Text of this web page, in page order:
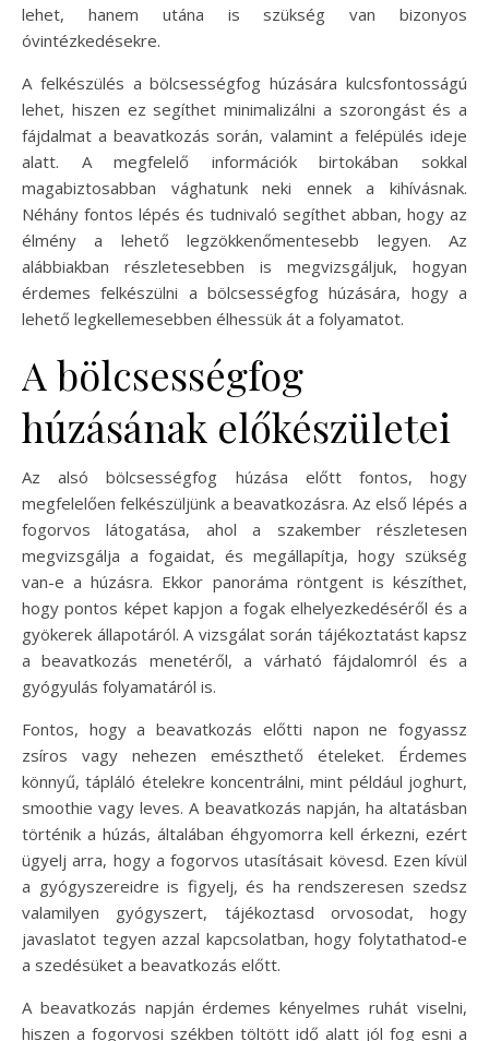
lehet, hanem utána is szükség van bizonyos
óvintézkedésekre.
A felkészülés a bölcsességfog húzására kulcsfontosságú
lehet, hiszen ez segíthet minimalizálni a szorongást és a
fájdalmat a beavatkozás során, valamint a felépülés ideje
alatt. A megfelelő információk birtokában sokkal
magabiztosabban vághatunk neki ennek a kihívásnak.
Néhány fontos lépés és tudnivaló segíthet abban, hogy az
élmény a lehető legzökkenőmentesebb legyen. Az
alábbiakban részletesebben is megvizsgáljuk, hogyan
érdemes felkészülni a bölcsességfog húzására, hogy a
lehető legkellemesebben élhessük át a folyamatot.
A bölcsességfog
húzásának előkészületei
Az alsó bölcsességfog húzása előtt fontos, hogy
megfelelően felkészüljünk a beavatkozásra. Az első lépés a
fogorvos látogatása, ahol a szakember részletesen
megvizsgálja a fogaidat, és megállapítja, hogy szükség
van-e a húzásra. Ekkor panoráma röntgent is készíthet,
hogy pontos képet kapjon a fogak elhelyezkedéséről és a
gyökerek állapotáról. A vizsgálat során tájékoztatást kapsz
a beavatkozás menetéről, a várható fájdalomról és a
gyógyulás folyamatáról is.
Fontos, hogy a beavatkozás előtti napon ne fogyassz
zsíros vagy nehezen emészthető ételeket. Érdemes
könnyű, tápláló ételekre koncentrálni, mint például joghurt,
smoothie vagy leves. A beavatkozás napján, ha altatásban
történik a húzás, általában éhgyomorra kell érkezni, ezért
ügyelj arra, hogy a fogorvos utasításait kövesd. Ezen kívül
a gyógyszereidre is figyelj, és ha rendszeresen szedsz
valamilyen gyógyszert, tájékoztasd orvosodat, hogy
javaslatot tegyen azzal kapcsolatban, hogy folytathatod-e
a szedésüket a beavatkozás előtt.
A beavatkozás napján érdemes kényelmes ruhát viselni,
hiszen a fogorvosi székben töltött idő alatt jól fog esni a